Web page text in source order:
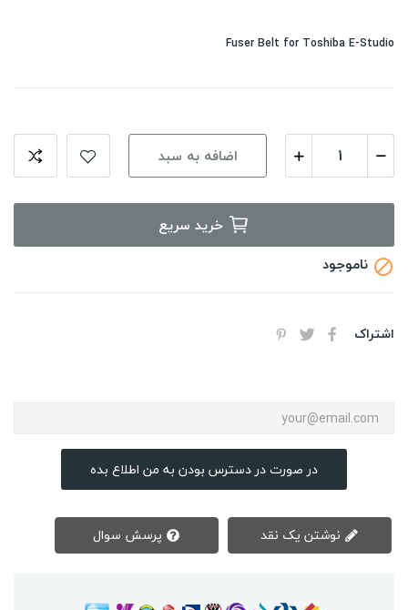
Fuser Belt for Toshiba E-Studio
اضافه به سبد
خرید سریع
 ناموجود
اشتراک
در صورت در دسترس بودن به من اطلاع بده